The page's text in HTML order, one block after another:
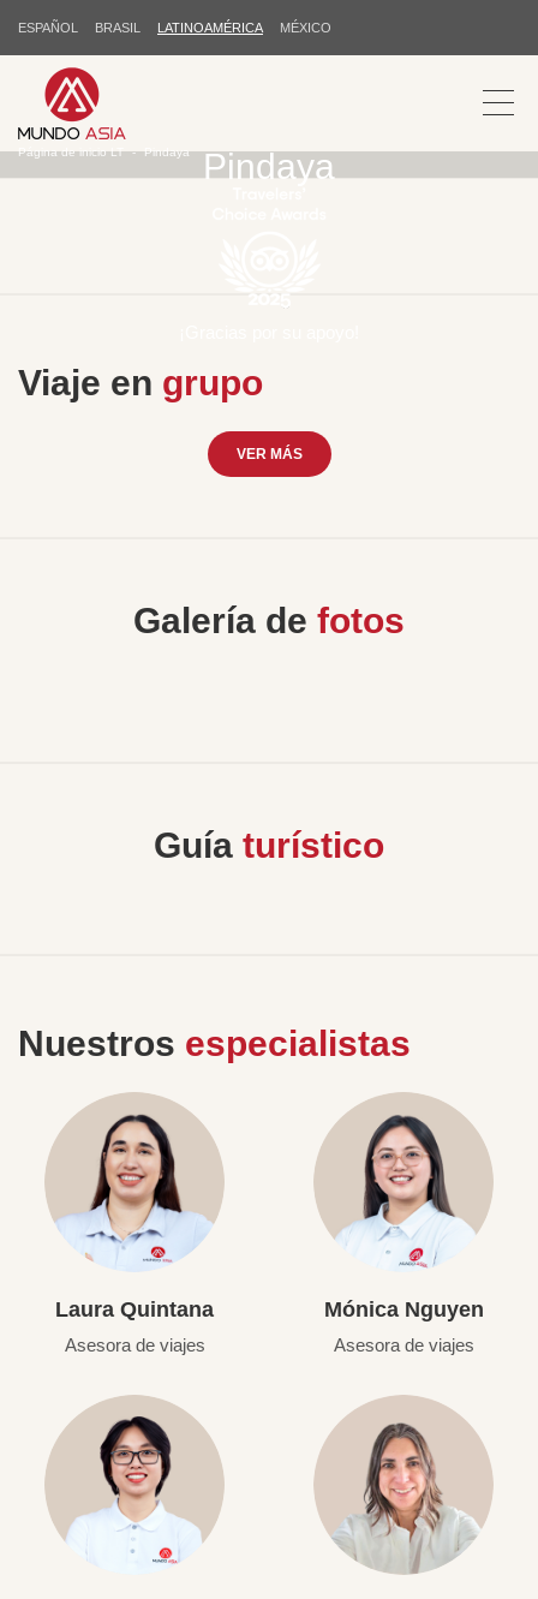
ESPAÑOL BRASIL LATINOAMÉRICA MÉXICO
Pindaya
Página de inicio LT Pindaya
Viaje en grupo
VER MÁS
Galería de fotos
Guía turístico
Nuestros especialistas
Laura Quintana
Asesora de viajes
Mónica Nguyen
Asesora de viajes